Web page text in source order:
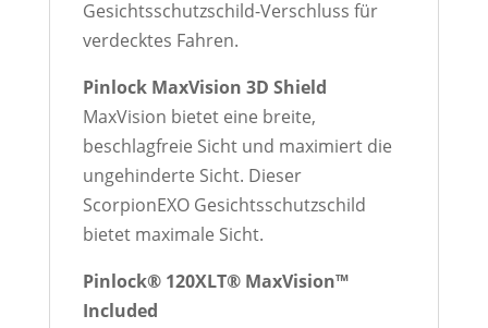
Gesichtsschutzschild-Verschluss für
verdecktes Fahren.
Pinlock MaxVision 3D Shield
MaxVision bietet eine breite,
beschlagfreie Sicht und maximiert die
ungehinderte Sicht. Dieser
ScorpionEXO Gesichtsschutzschild
bietet maximale Sicht.
Pinlock® 120XLT® MaxVision™
Included